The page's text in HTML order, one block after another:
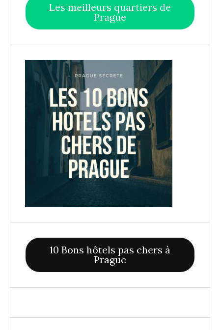
Les meilleurs quartiers de
Prague
10 Bons hôtels pas chers à
Prague